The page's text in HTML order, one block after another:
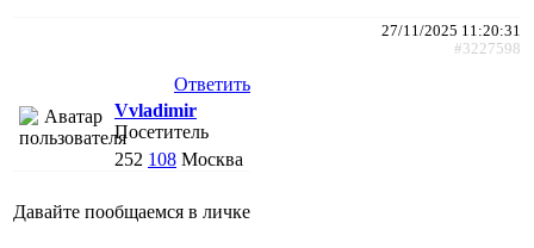
27/11/2025 11:20:31
#3227598
Ответить
Vvladimir
Посетитель
252 108 Москва
Давайте пообщаемся в личке